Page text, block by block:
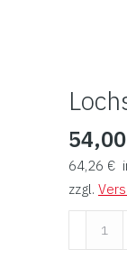
54,00
64,26 €
zzgl.